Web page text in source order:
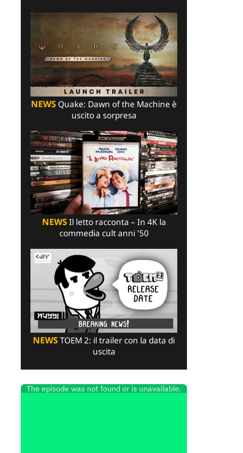
NEWS Quake: Dawn of the Machine è
uscito a sorpresa
NEWSIl letto racconta – In 4K la
commedia cult anni '50
NEWSTOEM 2: il trailer con la data di
uscita